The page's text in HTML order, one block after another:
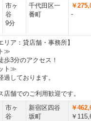
市ヶ
谷
9分
千代田区一
番町
￥
-
リア：貸店舗・事務所】
≫
歩3分のアクセス！
ト≫
過しております。
舗でのご利用歓迎です。
市ヶ
谷
新宿区四谷
坂町
￥
￥